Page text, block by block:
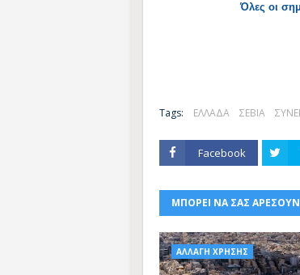
Όλες οι
Tags: ΕΛΛΑΔΑ ΣΕΒΙΑ
Facebook
ΜΠΟΡΕΙ ΝΑ ΣΑΣ
ΑΛΛΑΓΗ ΧΡΗΣΗΣ